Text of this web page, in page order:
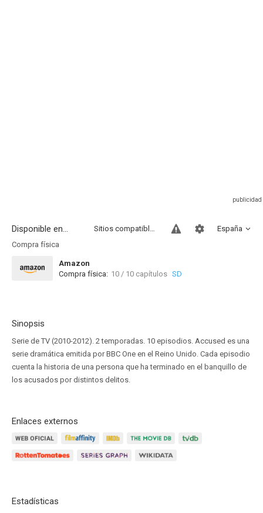
Disponible en... España
Sitios compatibles
Compra física
Amazon
Compra física: 10 / 10 capítulos SD
Sinopsis
Serie de TV (2010-2012). 2 temporadas. 10 episodios. Accused es una
serie dramática emitida por BBC One en el Reino Unido. Cada episodio
cuenta la historia de una persona que ha terminado en el banquillo de
los acusados por distintos delitos.
Enlaces externos
Estadísticas